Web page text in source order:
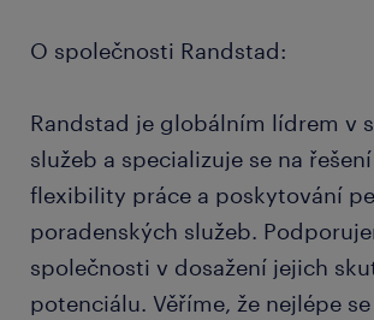
O společnosti Randstad:
Randstad je globálním lídrem v
služeb a specializuje se na
flexibility práce a poskytování
poradenských služeb.
společnosti v dosažení jejich
potenciálu. Věříme, že nejlépe